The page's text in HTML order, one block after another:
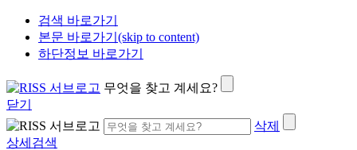
검색 바로가기
본문 바로가기(skip to content)
하단정보 바로가기
무엇을 찾고 계세요?
닫기
삭제
상세검색